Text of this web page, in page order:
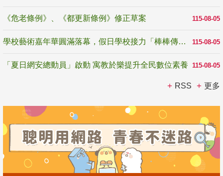
115-08-05
《危老條例》、《都更新條例》修正草案
115-08-05
學校藝術嘉年華圓滿落幕，假日學校接力「棒棒傳美感」
115-08-05
「夏日網安總動員」啟動 寓教於樂提升全民數位素養
RSS 更多